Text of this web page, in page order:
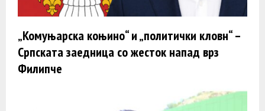
„Комуњарска коњино“ и „политички кловн“ –
Српската заедница со жесток напад врз
Филипче